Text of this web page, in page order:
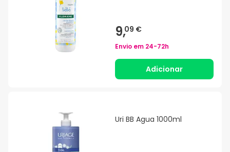
9,09 €
Envio em 24-72h
Adicionar
Uri BB Agua 1000ml